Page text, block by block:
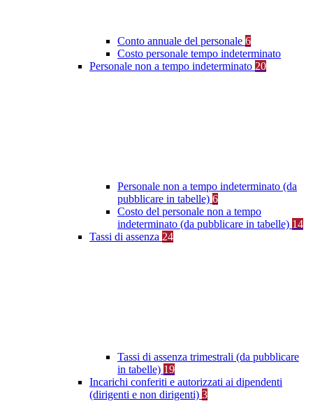
Conto annuale del personale 6
Costo personale tempo indeterminato
Personale non a tempo indeterminato 20
Personale non a tempo indeterminato (da
pubblicare in tabelle) 6
Costo del personale non a tempo
indeterminato (da pubblicare in tabelle) 14
Tassi di assenza 24
Tassi di assenza trimestrali (da pubblicare
in tabelle) 19
Incarichi conferiti e autorizzati ai dipendenti
(dirigenti e non dirigenti) 3